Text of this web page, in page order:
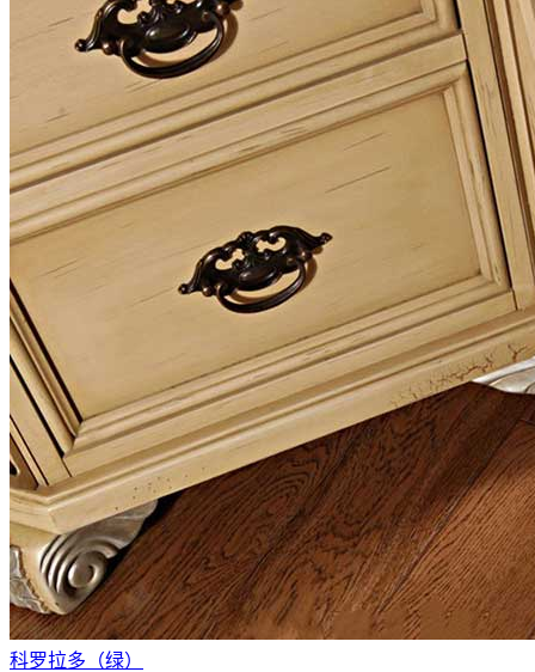
科罗拉多（绿）